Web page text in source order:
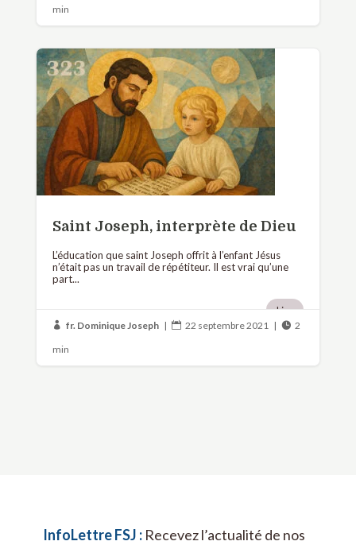
min
Saint Joseph, interprète de Dieu
L’éducation que saint Joseph offrit à l’enfant Jésus
n’était pas un travail de répétiteur. Il est vrai qu’une
part...
Lire
 fr. Dominique Joseph |  22 septembre 2021 |  2
min
InfoLettre FSJ : Recevez l’actualité de nos